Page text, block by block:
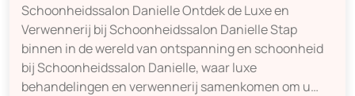
Schoonheidssalon Danielle Ontdek de Luxe en
Verwennerij bij Schoonheidssalon Danielle Stap
binnen in de wereld van ontspanning en schoonheid
bij Schoonheidssalon Danielle, waar luxe
behandelingen en verwennerij samenkomen om u…